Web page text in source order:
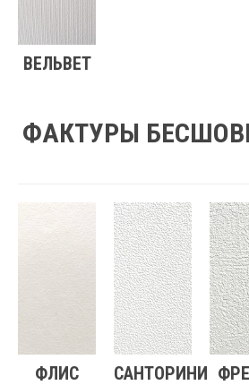
ВЕЛЬВЕТ
ФАКТУРЫ
ФЛИС САНТОРИНИ